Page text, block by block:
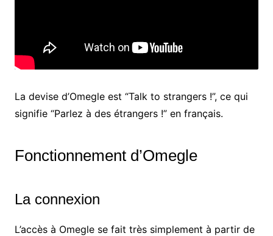
La devise d’Omegle est “Talk to strangers !”, ce qui
signifie “Parlez à des étrangers !” en français.
Fonctionnement d’Omegle
La connexion
L’accès à Omegle se fait très simplement à partir de